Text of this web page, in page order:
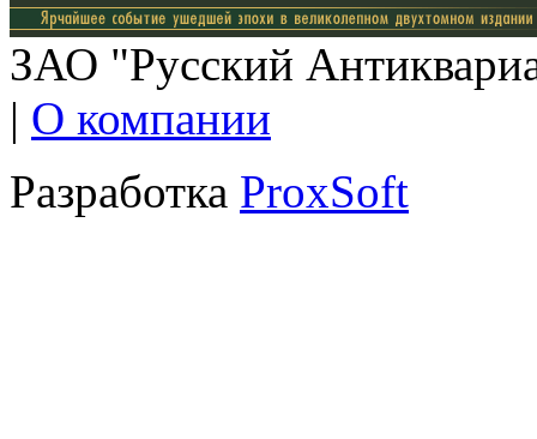
ЗАО "Русский
| О компании
Разработка ProxSoft